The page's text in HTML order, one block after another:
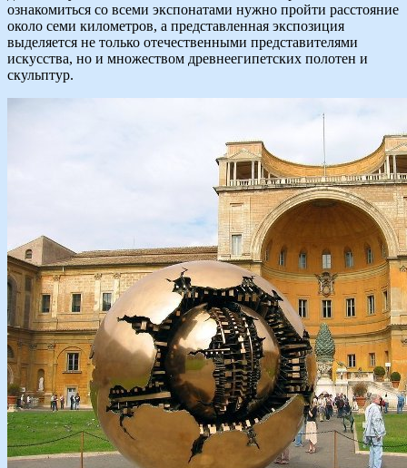
ознакомиться со всеми экспонатами нужно пройти расстояние
около семи километров, а представленная экспозиция
выделяется не только отечественными представителями
искусства, но и множеством древнеегипетских полотен и
скульптур.